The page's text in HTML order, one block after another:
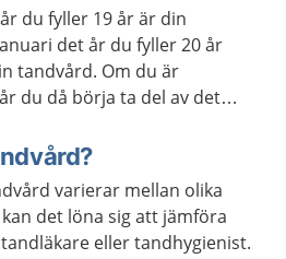
du fyller 19 år är din
det år du fyller 20 år
tandvård. Om du är
du då börja ta del av det
varierar mellan olika
det löna sig att jämföra
eller tandhygienist.